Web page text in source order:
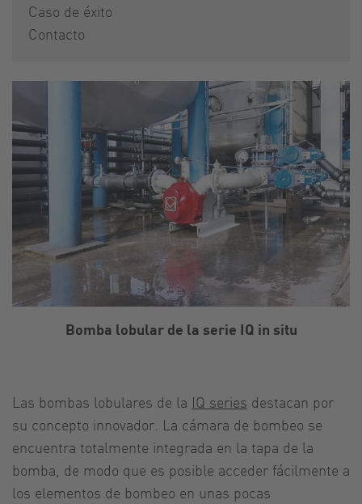
Caso de éxito
Contacto
Las bombas lobulares de la IQ series destacan por
su concepto innovador. La cámara de bombeo se
encuentra totalmente integrada en la tapa de la
bomba, de modo que es posible acceder fácilmente a
los elementos de bombeo en unas pocas
Bomba lobular de la serie IQ in situ